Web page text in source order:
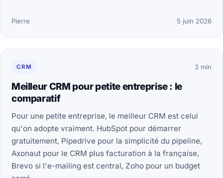
Pierre 5 juin 2026
CRM 3 min
Meilleur CRM pour petite entreprise : le
comparatif
Pour une petite entreprise, le meilleur CRM est celui
qu'on adopte vraiment. HubSpot pour démarrer
gratuitement, Pipedrive pour la simplicité du pipeline,
Axonaut pour le CRM plus facturation à la française,
Brevo si l'e-mailing est central, Zoho pour un budget